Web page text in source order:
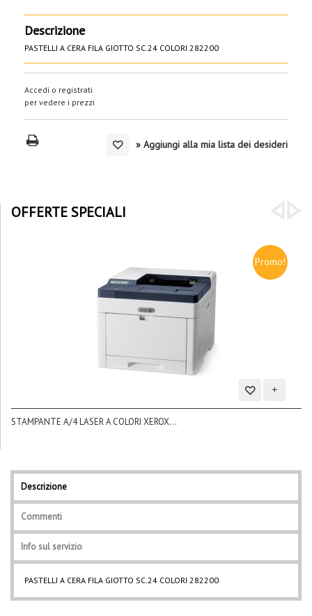
Descrizione
PASTELLI A CERA FILA GIOTTO SC.24 COLORI 282200
Accedi o registrati
per vedere i prezzi
» Aggiungi alla mia lista dei desideri
OFFERTE SPECIALI
Promo!
Aggiungi
STAMPANTE A/4 LASER A COLORI XEROX...
Descrizione
Commenti
Info sul servizio
PASTELLI A CERA FILA GIOTTO SC.24 COLORI 282200